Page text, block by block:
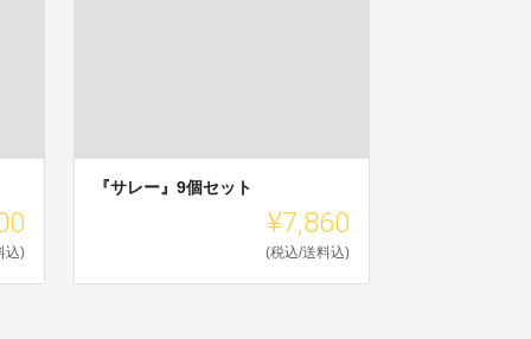
込)
『サレー』9個セット
¥7,860
(税込/送料込)